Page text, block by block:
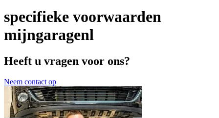
specifieke voorwaarden
mijngaragenl
Heeft u vragen voor ons?
Neem contact op